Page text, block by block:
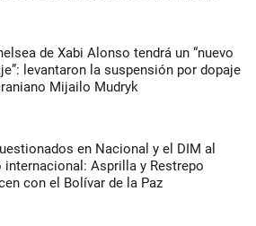
de Xabi Alonso tendrá un “nuevo
levantaron la suspensión por dopaje
Mijailo Mudryk
en Nacional y el DIM al
internacional: Asprilla y Restrepo
con el Bolívar de la Paz